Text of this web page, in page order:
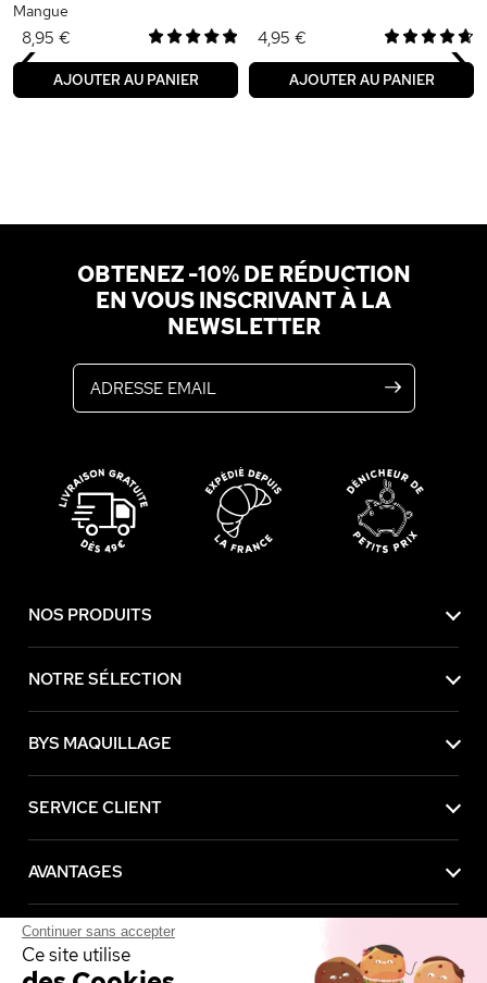
Mangue
8,95 €
AJOUTER AU PANIER
4,95 €
AJOUTER AU PANIER
‹ ›
OBTENEZ -10% DE RÉDUCTION
EN VOUS INSCRIVANT À LA
NEWSLETTER
NOS PRODUITS
NOTRE SÉLECTION
BYS MAQUILLAGE
SERVICE CLIENT
AVANTAGES
MENTIONS LÉGALES
Continuer sans accepter
Ce site utilise